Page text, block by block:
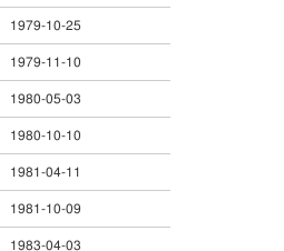
1979-10-25
1979-11-10
1980-05-03
1980-10-10
1981-04-11
1981-10-09
1983-04-03